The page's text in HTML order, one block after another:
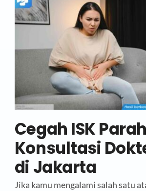
Cegah ISK
Konsultasi
di Jakarta
Jika kamu mengalami salah satu